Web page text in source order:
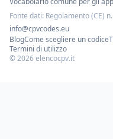
Fonte dati: Regolamento (CE)
info@cpvcodes.eu
BlogCome scegliere un codice
Termini di utilizzo
©2026elencocpv.it